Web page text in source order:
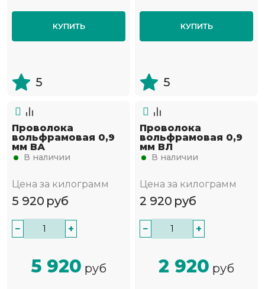
КУПИТЬ
5
КУПИТЬ
5
Проволока
вольфрамовая 0,9
мм ВА
В наличии
Цена за килограмм
5 920 руб
− +
5 920 руб
Проволока
вольфрамовая 0,9
мм ВЛ
В наличии
Цена за килограмм
2 920 руб
− +
2 920 руб